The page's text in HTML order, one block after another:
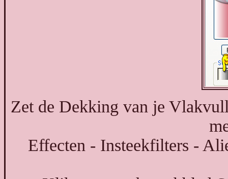
Zet de Dekking van je
Effecten - Insteekfilters -